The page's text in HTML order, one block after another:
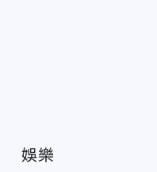
娛樂